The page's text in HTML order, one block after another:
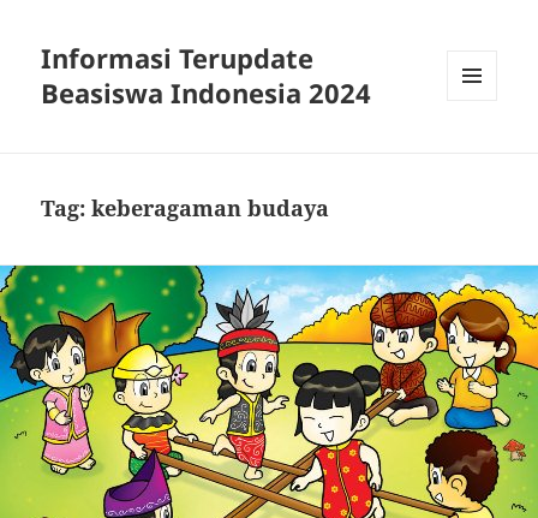
Informasi Terupdate
Beasiswa Indonesia 2024
Tag:keberagaman budaya